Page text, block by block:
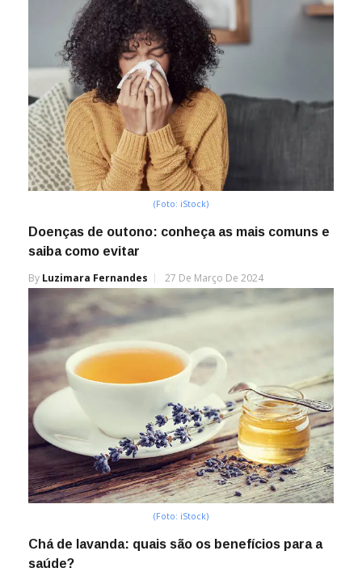
(Foto: iStock)
Doenças de outono: conheça as mais comuns e
saiba como evitar
By Luzimara Fernandes 27 De Março De 2024
(Foto: iStock)
Chá de lavanda: quais são os benefícios para a
saúde?